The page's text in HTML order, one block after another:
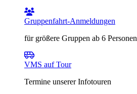
Gruppenfahrt-Anmeldungen
für größere Gruppen ab 6 Personen
VMS auf Tour
Termine unserer Infotouren